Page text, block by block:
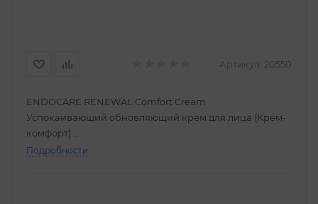
Артикул: 20550
ENDOCARE RENEWAL Comfort Cream
Успокаивающий обновляющий крем для лица (Крем-
комфорт)
50 мл
Подробности